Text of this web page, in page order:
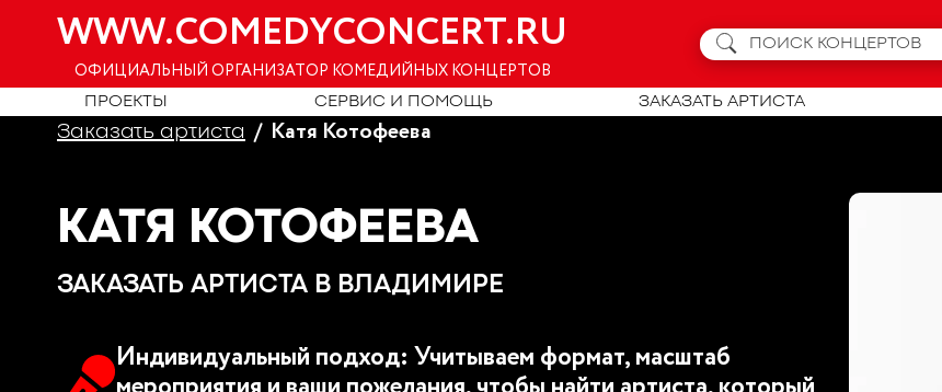
WWW.COMEDYCONCERT.RU
ОФИЦИАЛЬНЫЙ ОРГАНИЗАТОР КОМЕДИЙНЫХ КОНЦЕРТОВ
ПРОЕКТЫ СЕРВИС И ПОМОЩЬ ЗАКАЗАТЬ АРТИСТА
Заказать артиста Катя Котофеева
КАТЯ КОТОФЕЕВА
ЗАКАЗАТЬ АРТИСТА В ВЛАДИМИРЕ
Индивидуальный подход: Учитываем формат, масштаб